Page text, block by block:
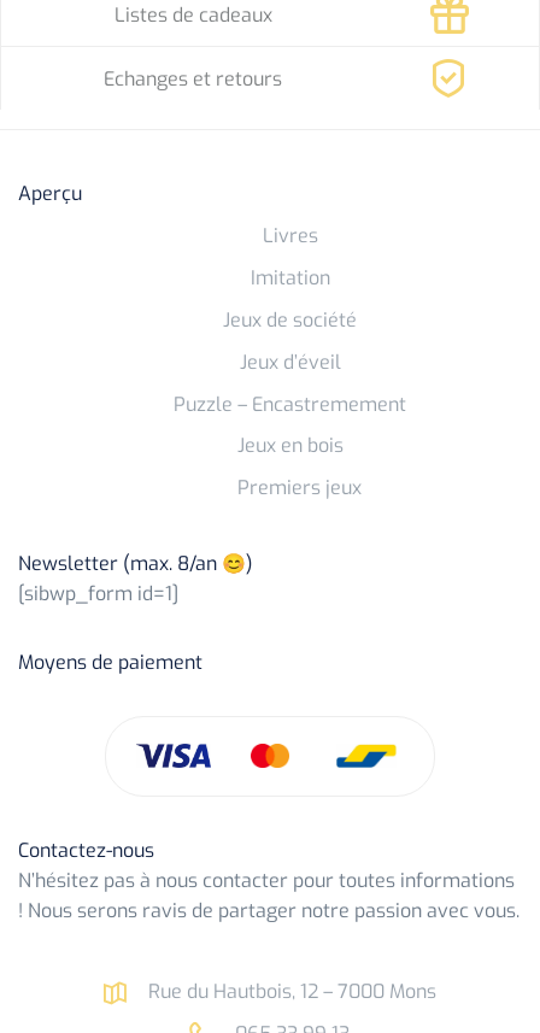
Listes de cadeaux
Echanges et retours
Aperçu
Livres
Imitation
Jeux de société
Jeux d’éveil
Puzzle – Encastremement
Jeux en bois
Premiers jeux
Newsletter (max. 8/an 😊)
[sibwp_form id=1]
Moyens de paiement
Contactez-nous
N’hésitez pas à nous contacter pour toutes informations
! Nous serons ravis de partager notre passion avec vous.
Rue du Hautbois, 12 – 7000 Mons